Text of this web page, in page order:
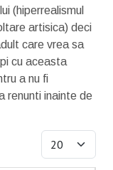
(hiperrealismul
artisica) deci
care vrea sa
cu aceasta
a nu fi
renunti inainte de